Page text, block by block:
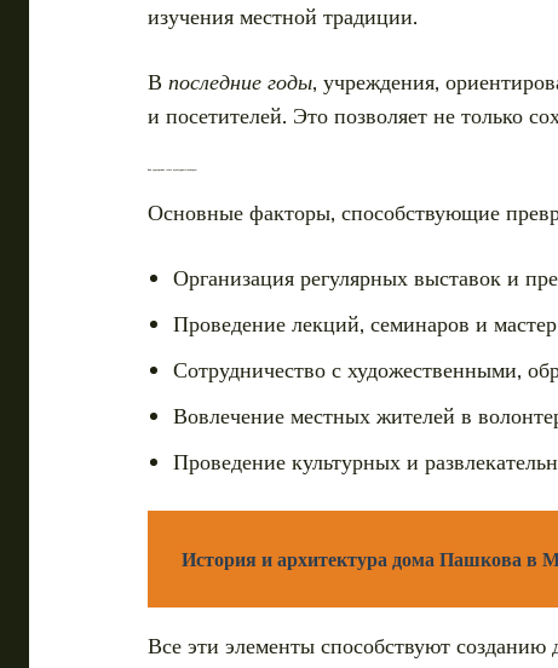
изучения местной традиции.
В последние годы, учреждения,
и посетителей. Это позволяет не только
Как учреждение стало культурным центром
Основные факторы, способствующие
Организация регулярных выставок и
Проведение лекций, семинаров и
Сотрудничество с художественными,
Вовлечение местных жителей в
Проведение культурных и
История и архитектура дома Пашкова в
Все эти элементы способствуют